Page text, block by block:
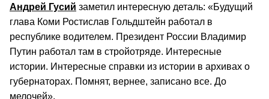
Андрей Гусий заметил интересную деталь: «Будущий
глава Коми Ростислав Гольдштейн работал в
республике водителем. Президент России Владимир
Путин работал там в стройотряде. Интересные
истории. Интересные справки из истории в архивах о
губернаторах. Помнят, вернее, записано все. До
мелочей».